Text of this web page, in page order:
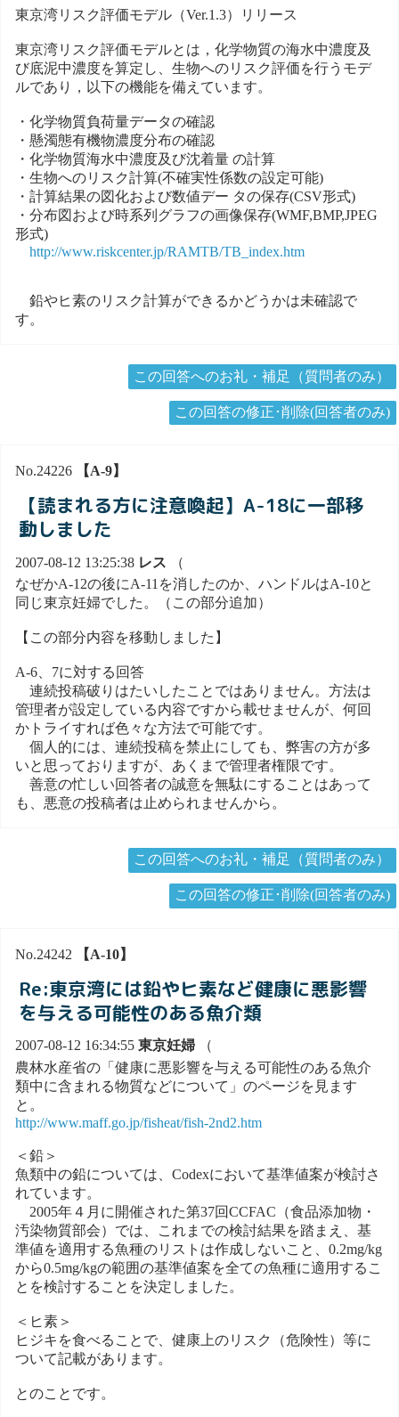
東京湾リスク評価モデル（Ver.1.3）リリース
東京湾リスク評価モデルとは，化学物質の海水中濃度及
び底泥中濃度を算定し、生物へのリスク評価を行うモデ
ルであり，以下の機能を備えています。
・化学物質負荷量データの確認
・懸濁態有機物濃度分布の確認
・化学物質海水中濃度及び沈着量 の計算
・生物へのリスク計算(不確実性係数の設定可能)
・計算結果の図化および数値デー タの保存(CSV形式)
・分布図および時系列グラフの画像保存(WMF,BMP,JPEG
形式)
http://www.riskcenter.jp/RAMTB/TB_index.htm
鉛やヒ素のリスク計算ができるかどうかは未確認で
す。
この回答へのお礼・補足（質問者のみ）
この回答の修正･削除(回答者のみ)
No.24226 【A-9】
【読まれる方に注意喚起】A-18に一部移
動しました
2007-08-12 13:25:38 レス （
なぜかA-12の後にA-11を消したのか、ハンドルはA-10と
同じ東京妊婦でした。（この部分追加）
【この部分内容を移動しました】
A-6、7に対する回答
連続投稿破りはたいしたことではありません。方法は
管理者が設定している内容ですから載せませんが、何回
かトライすれば色々な方法で可能です。
個人的には、連続投稿を禁止にしても、弊害の方が多
いと思っておりますが、あくまで管理者権限です。
善意の忙しい回答者の誠意を無駄にすることはあって
も、悪意の投稿者は止められませんから。
この回答へのお礼・補足（質問者のみ）
この回答の修正･削除(回答者のみ)
No.24242 【A-10】
Re:東京湾には鉛やヒ素など健康に悪影響
を与える可能性のある魚介類
2007-08-12 16:34:55 東京妊婦 （
農林水産省の「健康に悪影響を与える可能性のある魚介
類中に含まれる物質などについて」のページを見ます
と。
http://www.maff.go.jp/fisheat/fish-2nd2.htm
＜鉛＞
魚類中の鉛については、Codexにおいて基準値案が検討さ
れています。
2005年４月に開催された第37回CCFAC（食品添加物・
汚染物質部会）では、これまでの検討結果を踏まえ、基
準値を適用する魚種のリストは作成しないこと、0.2mg/kg
から0.5mg/kgの範囲の基準値案を全ての魚種に適用するこ
とを検討することを決定しました。
＜ヒ素＞
ヒジキを食べることで、健康上のリスク（危険性）等に
ついて記載があります。
とのことです。